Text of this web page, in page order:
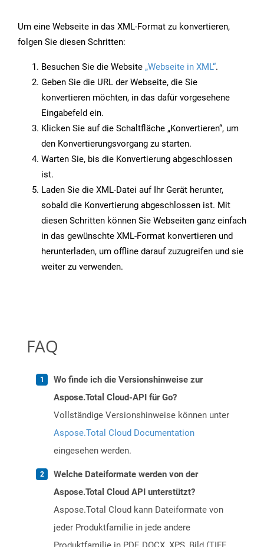
Um eine Webseite in das XML-Format zu konvertieren,
folgen Sie diesen Schritten:
Besuchen Sie die Website „Webseite in XML“.
Geben Sie die URL der Webseite, die Sie
konvertieren möchten, in das dafür vorgesehene
Eingabefeld ein.
Klicken Sie auf die Schaltfläche „Konvertieren“, um
den Konvertierungsvorgang zu starten.
Warten Sie, bis die Konvertierung abgeschlossen
ist.
Laden Sie die XML-Datei auf Ihr Gerät herunter,
sobald die Konvertierung abgeschlossen ist. Mit
diesen Schritten können Sie Webseiten ganz einfach
in das gewünschte XML-Format konvertieren und
herunterladen, um offline darauf zuzugreifen und sie
weiter zu verwenden.
FAQ
Wo finde ich die Versionshinweise zur
Aspose.Total Cloud-API für Go?
Vollständige Versionshinweise können unter
Aspose.Total Cloud Documentation
eingesehen werden.
Welche Dateiformate werden von der
Aspose.Total Cloud API unterstützt?
Aspose.Total Cloud kann Dateiformate von
jeder Produktfamilie in jede andere